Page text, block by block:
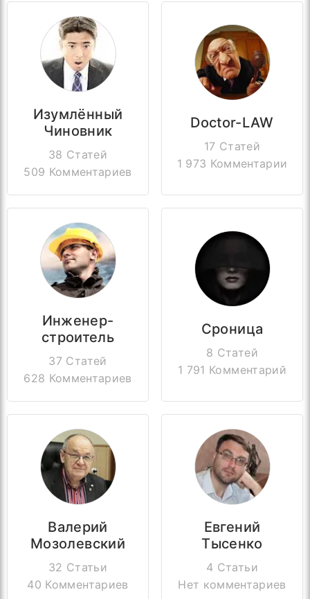
Изумлённый
Чиновник
38 Статей
509 Комментариев
Doctor-LAW
17 Статей
1 973 Комментарии
Инженер-
строитель
37 Статей
628 Комментариев
Сроница
8 Статей
1 791 Комментарий
Валерий
Мозолевский
32 Статьи
40 Комментариев
Евгений
Тысенко
4 Статьи
Нет комментариев